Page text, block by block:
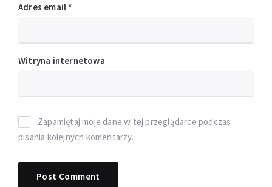
Adres email *
Witryna internetowa
Zapamiętaj moje dane w tej przeglądarce podczas
pisania kolejnych komentarzy.